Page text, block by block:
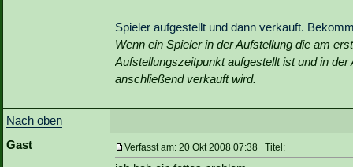
Spieler aufgestellt und dann verkauft.
Wenn ein Spieler in der Aufstellung die am
Aufstellungszeitpunkt aufgestellt ist und in
anschließend verkauft wird.
Nach oben
Gast
Verfasst am: 20 Okt 2008 07:38 Titel: